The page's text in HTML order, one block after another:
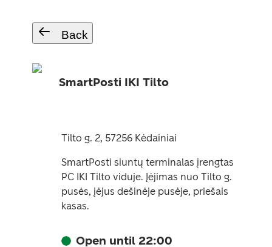
Back
SmartPosti IKI Tilto
Tilto g. 2, 57256 Kėdainiai
SmartPosti siuntų terminalas įrengtas
PC IKI Tilto viduje. Įėjimas nuo Tilto g.
pusės, įėjus dešinėje pusėje, priešais
kasas.
Open until 22:00